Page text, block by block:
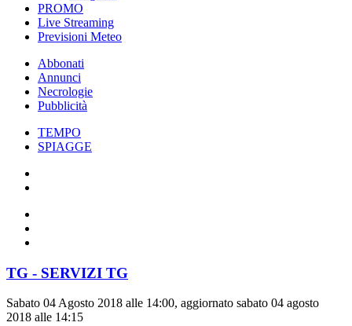
PROMO
Live Streaming
Previsioni Meteo
Abbonati
Annunci
Necrologie
Pubblicità
TEMPO
SPIAGGE
TG - SERVIZI TG
Sabato 04 Agosto 2018 alle 14:00, aggiornato sabato 04 agosto
2018 alle 14:15